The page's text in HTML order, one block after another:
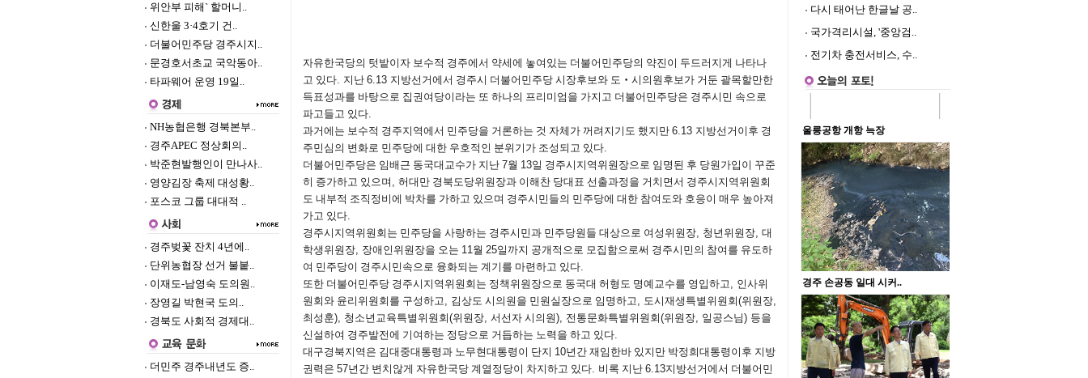
위안부 피해` 할머니..
신한울 3·4호기 건..
더불어민주당 경주시지..
문경호서초교 국악동아..
타파웨어 운영 19일..
NH농협은행 경북본부..
경주APEC 정상회의..
박준현발행인이 만나사..
영양김장 축제 대성황..
포스코 그룹 대대적 ..
경주벚꽃 잔치 4년에..
단위농협장 선거 불붙..
이재도-남영숙 도의원..
장영길 박현국 도의..
경북도 사회적 경제대..
더민주 경주내년도 증..
자유한국당의 텃밭이자 보수적 경주에서 약세에 놓여있는 더불어민주당의 약진이 두드러지게 나타나
고 있다. 지난 6.13 지방선거에서 경주시 더불어민주당 시장후보와 도 ‧ 시의원후보가 거둔 괄목할만한
득표성과를 바탕으로 집권여당이라는 또 하나의 프리미엄을 가지고 더불어민주당은 경주시민 속으로
파고들고 있다.
과거에는 보수적 경주지역에서 민주당을 거론하는 것 자체가 꺼려지기도 했지만 6.13 지방선거이후 경
주민심의 변화로 민주당에 대한 우호적인 분위기가 조성되고 있다.
더불어민주당은 임배근 동국대교수가 지난 7월 13일 경주시지역위원장으로 임명된 후 당원가입이 꾸준
히 증가하고 있으며 , 허대만 경북도당위원장과 이해찬 당대표 선출과정을 거치면서 경주시지역위원회
도 내부적 조직정비에 박차를 가하고 있으며 경주시민들의 민주당에 대한 참여도와 호응이 매우 높아져
가고 있다.
경주시지역위원회는 민주당을 사랑하는 경주시민과 민주당원들 대상으로 여성위원장, 청년위원장, 대
학생위원장, 장애인위원장을 오는 11월 25일까지 공개적으로 모집함으로써 경주시민의 참여를 유도하
여 민주당이 경주시민속으로 융화되는 계기를 마련하고 있다.
또한 더불어민주당 경주시지역위원회는 정책위원장으로 동국대 허형도 명예교수를 영입하고, 인사위
원회와 윤리위원회를 구성하고, 김상도 시의원을 민원실장으로 임명하고, 도시재생특별위원회(위원장,
최성훈), 청소년교육특별위원회(위원장, 서선자 시의원), 전통문화특별위원회(위원장, 일공스님) 등을
신설하여 경주발전에 기여하는 정당으로 거듭하는 노력을 하고 있다.
대구경북지역은 김대중대통령과 노무현대통령이 단지 10년간 재임한바 있지만 박정희대통령이후 지방
권력은 57년간 변치않게 자유한국당 계열정당이 차지하고 있다. 비록 지난 6.13지방선거에서 더불어민
다시 태어난 한글날 공..
국가격리시설, '중앙검..
전기차 충전서비스, 수..